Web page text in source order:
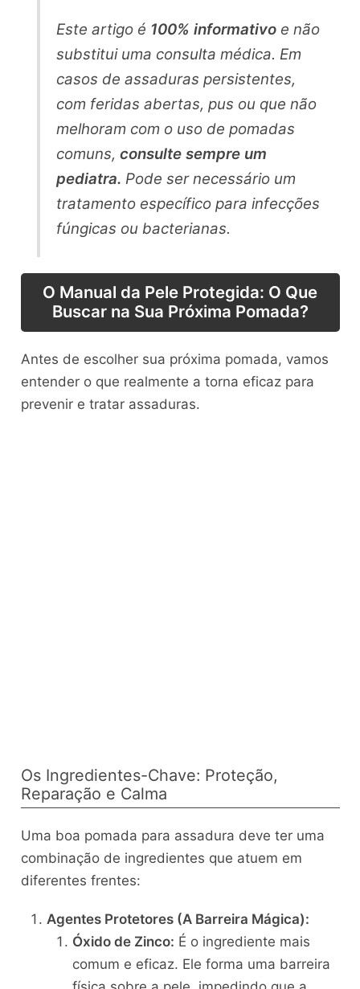
Este artigo é 100% informativoe não
substitui uma consulta médica. Em
casos de assaduras persistentes,
com feridas abertas, pus ou que não
melhoram com o uso de pomadas
comuns, consulte sempre um
pediatra. Pode ser necessário um
tratamento específico para infecções
fúngicas ou bacterianas.
O Manual da Pele Protegida: O Que
Buscar na Sua Próxima Pomada?
Antes de escolher sua próxima pomada, vamos
entender o que realmente a torna eficaz para
prevenir e tratar assaduras.
Os Ingredientes-Chave: Proteção,
Reparação e Calma
Uma boa pomada para assadura deve ter uma
combinação de ingredientes que atuem em
diferentes frentes:
Agentes Protetores (A Barreira Mágica):
Óxido de Zinco: É o ingrediente mais
comum e eficaz. Ele forma uma barreira